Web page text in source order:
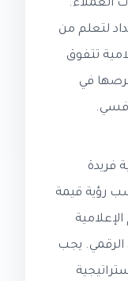
العملاء.
لتعلم من
تتفوق
في
فريدة
رؤية قيمة
يجب